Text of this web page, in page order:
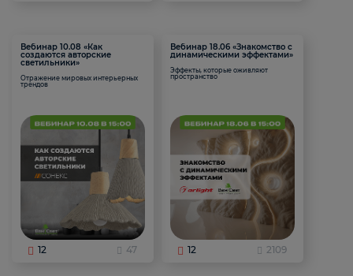
Вебинар 10.08 «Как
создаются авторские
светильники»
Отражение мировых интерьерных
трендов
12 47
Вебинар 18.06 «Знакомство с
динамическими эффектами»
Эффекты, которые оживляют
пространство
12 2109